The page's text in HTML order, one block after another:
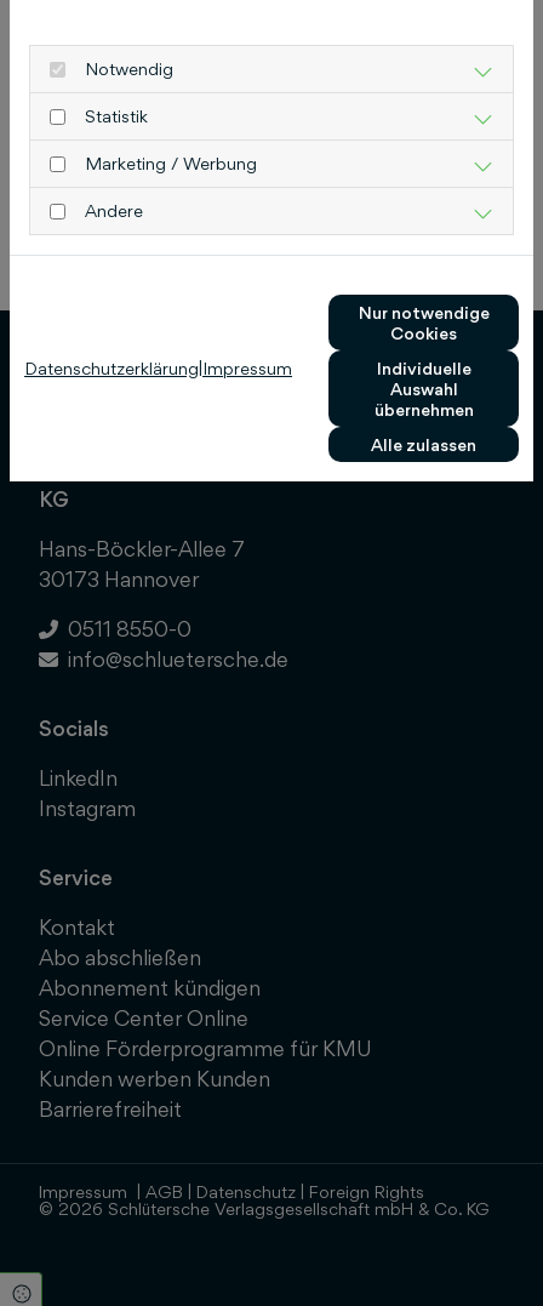
Schlütersche Verlagsgesellschaft mbH & Co.
KG
Hans-Böckler-Allee 7
30173 Hannover
0511 8550-0
info@schluetersche.de
Socials
LinkedIn
Instagram
Service
Kontakt
Abo abschließen
Abonnement kündigen
Service Center Online
Online Förderprogramme für KMU
Kunden werben Kunden
Barrierefreiheit
Impressum AGB Datenschutz
Foreign Rights
© 2026 Schlütersche Verlagsgesellschaft mbH & Co. KG
Notwendig
Statistik
Marketing / Werbung
Andere
Datenschutzerklärung Impressum
Nur notwendige
Cookies
Individuelle
Auswahl
übernehmen
Alle zulassen